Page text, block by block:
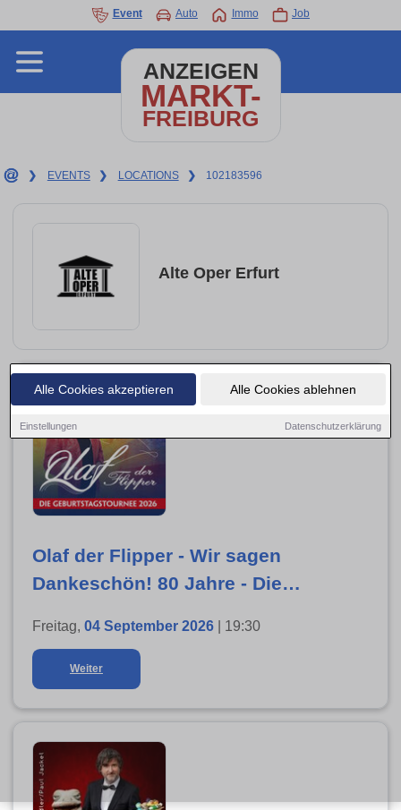
Alle Cookies akzeptieren Alle Cookies ablehnen
Einstellungen Datenschutzerklärung
Event Auto Immo Job
ANZEIGEN
MARKT-
FREIBURG
❯ EVENTS ❯ LOCATIONS ❯ 102183596
Alte Oper Erfurt
Olaf der Flipper - Wir sagen
Dankeschön! 80 Jahre - Die
Freitag, 04 September 2026 | 19:30
Weiter